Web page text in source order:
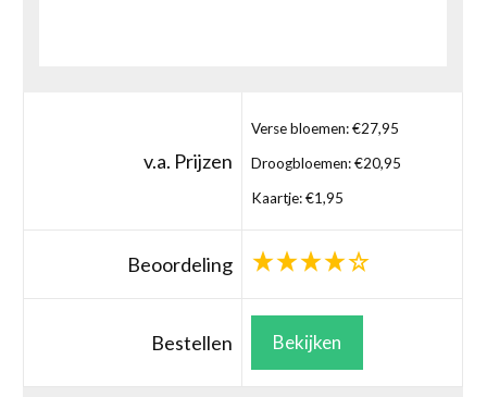
v.a. Prijzen
Verse bloemen: €27,95
Droogbloemen: €20,95
Kaartje: €1,95
Beoordeling
Bestellen Bekijken